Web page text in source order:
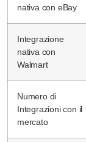
nativa con eBay
Integrazione
nativa con
Walmart
Numero di
Integrazioni con il
mercato